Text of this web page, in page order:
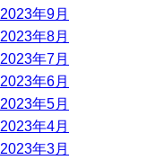
2023年9月
2023年8月
2023年7月
2023年6月
2023年5月
2023年4月
2023年3月